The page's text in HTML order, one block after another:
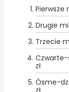
Pierwsze
Drugie
Trzecie
Czwarte-
zł
Ósme-
zł